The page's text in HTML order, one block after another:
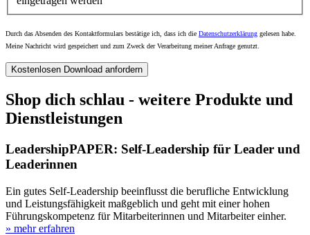
Durch das Absenden des Kontaktformulars bestätige ich, dass ich die Datenschutzerklärung gelesen habe.
Meine Nachricht wird gespeichert und zum Zweck der Verarbeitung meiner Anfrage genutzt.
Kostenlosen Download anfordern
Shop dich schlau - weitere Produkte und
Dienstleistungen
LeadershipPAPER: Self-Leadership für Leader und
Leaderinnen
Ein gutes Self-Leadership beeinflusst die berufliche Entwicklung
und Leistungsfähigkeit maßgeblich und geht mit einer hohen
Führungskompetenz für Mitarbeiterinnen und Mitarbeiter einher.
» mehr erfahren